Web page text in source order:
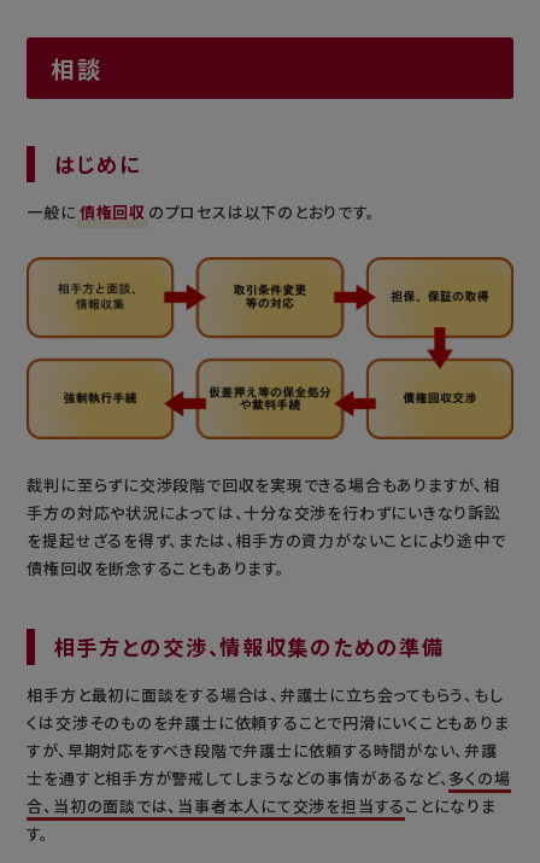
相談
はじめに
一般に 債権回収 のプロセスは以下のとおりです。
裁判に至らずに交渉段階で回収を実現できる場合もありますが、相
手方の対応や状況によっては、十分な交渉を行わずにいきなり訴訟
を提起せざるを得ず、または、相手方の資力がないことにより途中で
債権回収を断念することもあります。
相手方との交渉、情報収集のための準備
相手方と最初に面談をする場合は、弁護士に立ち会ってもらう、もし
くは交渉そのものを弁護士に依頼することで円滑にいくこともありま
すが、早期対応をすべき段階で弁護士に依頼する時間がない、弁護
士を通すと相手方が警戒してしまうなどの事情があるなど、多くの場
合、当初の面談では、当事者本人にて交渉を担当することになりま
す。